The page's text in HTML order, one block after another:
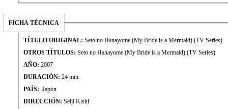
FICHA TÉCNICA
TÍTULO ORIGINAL: Seto no Hanayome (My Bride is a Mermaid) (TV Series)
OTROS TÍTULOS: Seto no Hanayome (My Bride is a Mermaid) (TV Series)
AÑO: 2007
DURACIÓN: 24 min.
PAÍS: Japón
DIRECCIÓN: Seiji Kishi